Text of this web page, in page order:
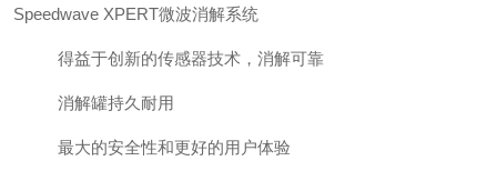
Speedwave XPERT微波消解系统
得益于创新的传感器技术，消解可靠
消解罐持久耐用
最大的安全性和更好的用户体验